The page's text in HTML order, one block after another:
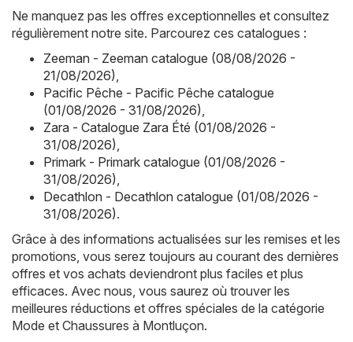
Ne manquez pas les offres exceptionnelles et consultez
régulièrement notre site. Parcourez ces catalogues :
Zeeman - Zeeman catalogue (08/08/2026 -
21/08/2026),
Pacific Pêche - Pacific Pêche catalogue
(01/08/2026 - 31/08/2026),
Zara - Catalogue Zara Été (01/08/2026 -
31/08/2026),
Primark - Primark catalogue (01/08/2026 -
31/08/2026),
Decathlon - Decathlon catalogue (01/08/2026 -
31/08/2026).
Grâce à des informations actualisées sur les remises et les
promotions, vous serez toujours au courant des dernières
offres et vos achats deviendront plus faciles et plus
efficaces. Avec nous, vous saurez où trouver les
meilleures réductions et offres spéciales de la catégorie
Mode et Chaussures à Montluçon.